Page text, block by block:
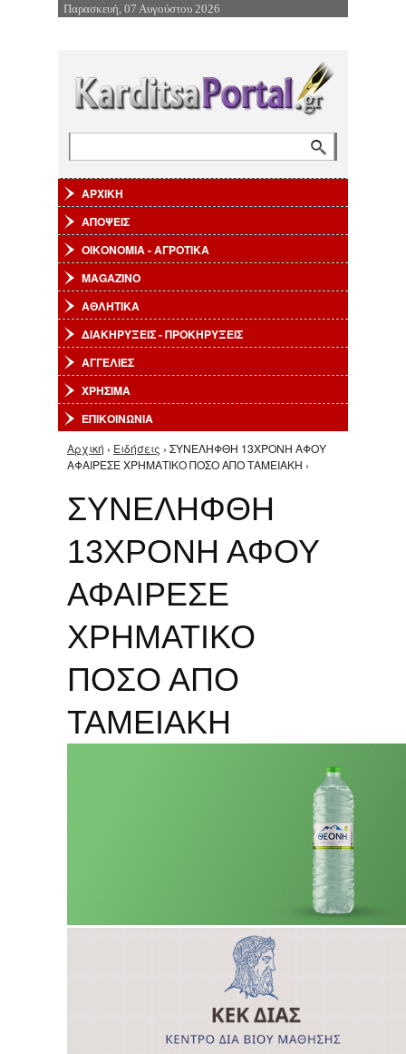
Επιστροφή στην Πλοήγηση
Παρασκευή, 07 Αυγούστου 2026
ΑΡΧΙΚΗ
ΑΠΟΨΕΙΣ
ΟΙΚΟΝΟΜΙΑ - ΑΓΡΟΤΙΚΑ
MAGAZINO
ΑΘΛΗΤΙΚΑ
ΔΙΑΚΗΡΥΞΕΙΣ - ΠΡΟΚΗΡΥΞΕΙΣ
ΑΓΓΕΛΙΕΣ
ΧΡΗΣΙΜΑ
ΕΠΙΚΟΙΝΩΝΙΑ
Είστε εδώ
Αρχική › Ειδήσεις › ΣΥΝΕΛΗΦΘΗ 13ΧΡΟΝΗ ΑΦΟΥ
ΑΦΑΙΡΕΣΕ ΧΡΗΜΑΤΙΚΟ ΠΟΣΟ ΑΠΟ ΤΑΜΕΙΑΚΗ ›
ΣΥΝΕΛΗΦΘΗ
13ΧΡΟΝΗ ΑΦΟΥ
ΑΦΑΙΡΕΣΕ
ΧΡΗΜΑΤΙΚΟ
ΠΟΣΟ ΑΠΟ
ΤΑΜΕΙΑΚΗ